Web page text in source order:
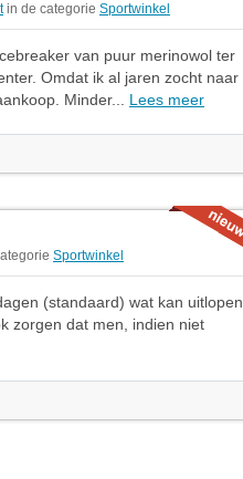
in de categorie Sportwinkel
van puur merinowol ter
Omdat ik al jaren zocht naar
Minder... Lees meer
Sportwinkel
(standaard) wat kan uitlopen
zorgen dat men, indien niet